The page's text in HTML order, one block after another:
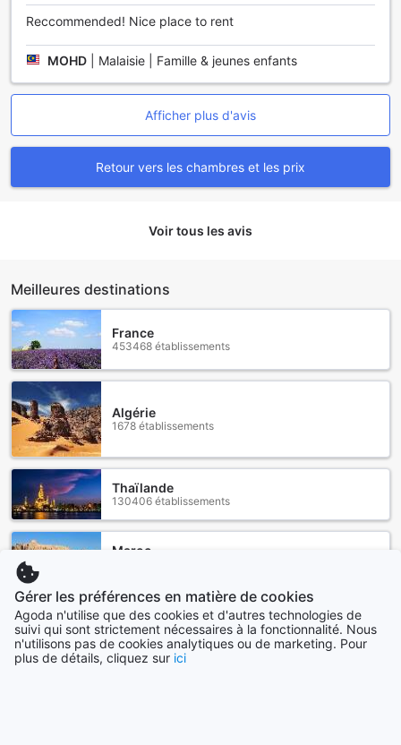
Reccommended! Nice place to rent
MOHD Malaisie | Famille & jeunes enfants
Afficher plus d'avis
Retour vers les chambres et les prix
Voir tous les avis
Meilleures destinations
France
453468 établissements
Algérie
1678 établissements
Thaïlande
130406 établissements
Maroc
Canada
34865 établissements
Gérer les préférences en matière de cookies
Agoda n'utilise que des cookies et d'autres technologies de
suivi qui sont strictement nécessaires à la fonctionnalité. Nous
n'utilisons pas de cookies analytiques ou de marketing. Pour
plus de détails, cliquez sur ici